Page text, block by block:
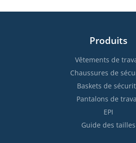
Produits
Vêtements de
Chaussures de
Baskets de
Pantalons de
EPI
Guide des tailles